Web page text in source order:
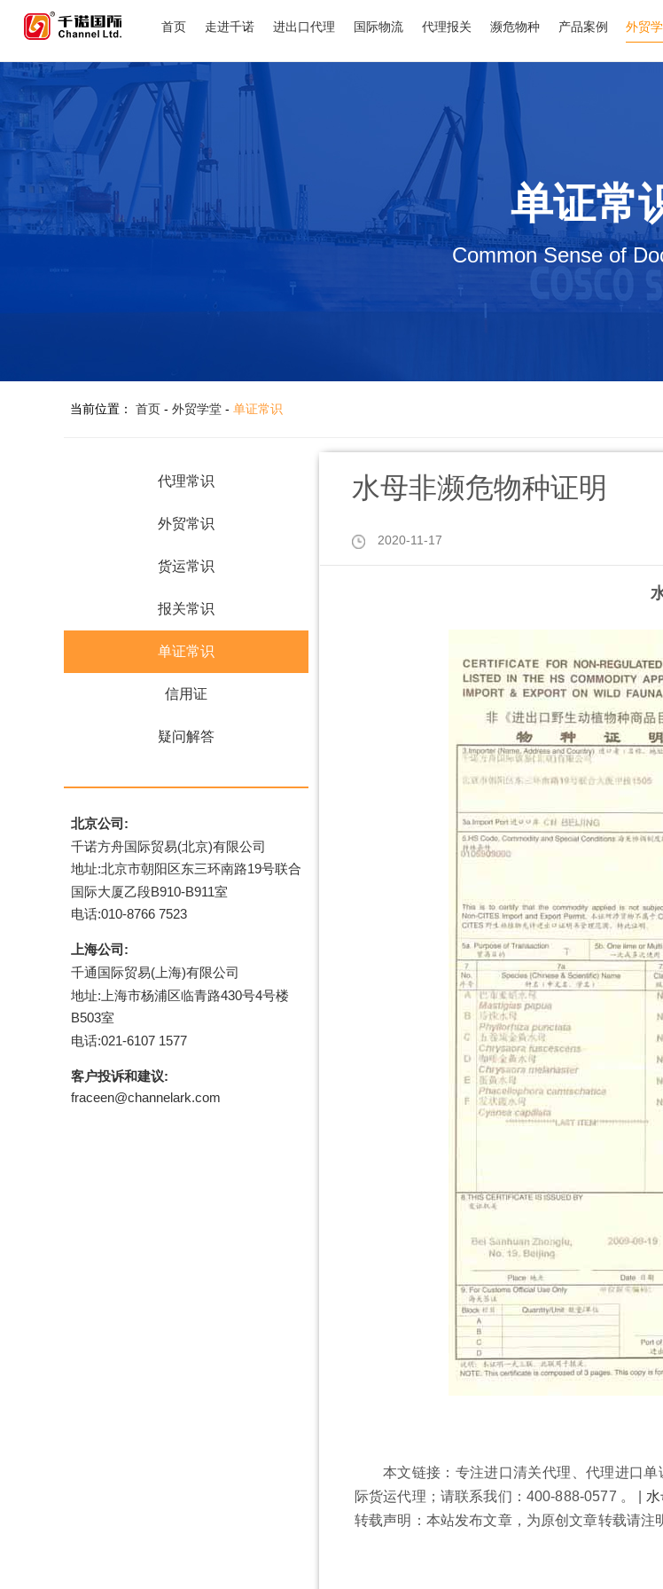
首页 走进千诺 进出口代理 国际物流 代理报关 濒危物种 产品案例 外贸
单证常
Common Sense of
当前位置：首页 -外贸学堂 -单证常识
代理常识
外贸常识
货运常识
报关常识
单证常识
信用证
疑问解答
北京公司:
千诺方舟国际贸易(北京)有限公司
地址:北京市朝阳区东三环南路19号联合
国际大厦乙段B910-B911室
电话:010-8766 7523
上海公司:
千通国际贸易(上海)有限公司
地址:上海市杨浦区临青路430号4号楼
B503室
电话:021-6107 1577
客户投诉和建议:
fraceen@channelark.com
水母非濒危物种证明
2020-11-17
本文链接：专注进口清关代理、代理进口
际货运代理；请联系我们：400-888-0577 。 |
转载声明：本站发布文章，为原创文章转载请注